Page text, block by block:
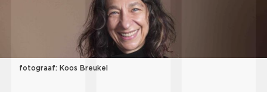
fotograaf: Koos Breukel